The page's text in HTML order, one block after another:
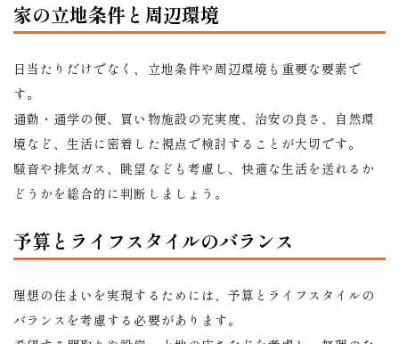
家の立地条件と周辺環境
日当たりだけでなく、立地条件や周辺環境も重要な要素で
す。
通勤・通学の便、買い物施設の充実度、治安の良さ、自然環
境など、生活に密着した視点で検討することが大切です。
騒音や排気ガス、眺望なども考慮し、快適な生活を送れるか
どうかを総合的に判断しましょう。
予算とライフスタイルのバランス
理想の住まいを実現するためには、予算とライフスタイルの
バランスを考慮する必要があります。